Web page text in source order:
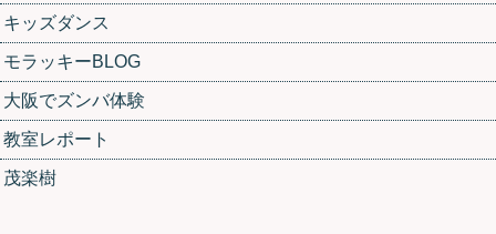
キッズダンス
モラッキーBLOG
大阪でズンバ体験
教室レポート
茂楽樹